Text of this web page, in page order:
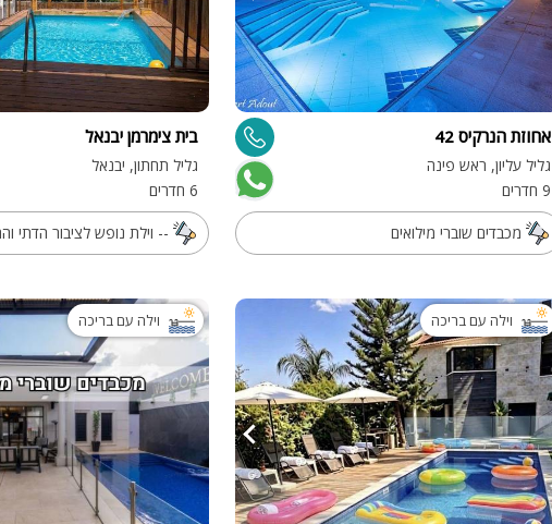
אחוזת הנרקיס 42
גליל עליון, ראש פינה
9 חדרים
מכבדים שוברי מילואים
בית צימרמן יבנאל
גליל תחתון, יבנאל
6 חדרים
-- וילת נופש לציבור הדתי
וילה עם בריכה וילה עם בריכה